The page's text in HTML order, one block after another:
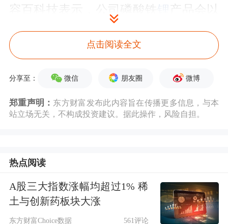
容百科技表示，公司磷酸铁
产品会以
区别于传统技术的全新技术进入市场，
不仅可应用于动力电池，也可应用于储
能领域尤其是高端储能市场；公司在韩
司韩国基地产能应客户需求完成建设，
哥的产能可以充分匹配公司生产需求。
与容百科技同属电力设备行业的帝科股
份，10月以来已累计接待107家机构调
点击阅读全文
分享至： 微信 朋友圈 微博
郑重声明： 东方财富发布此内容旨在传播更多信息，与本
站立场无关，不构成投资建议。据此操作，风险自担。
热点阅读
A股三大指数涨幅均超过1% 稀
土与创新药板块大涨
东方财富Choice数据 561评论